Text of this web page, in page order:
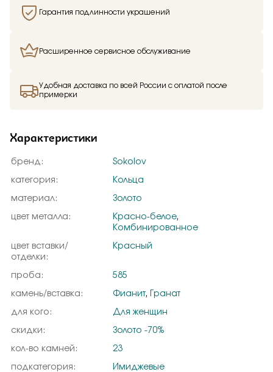
Гарантия подлинности украшений
Расширенное сервисное обслуживание
Удобная доставка по всей России с оплатой после
примерки
Характеристики
бренд: Sokolov
категория: Кольца
материал: Золото
цвет металла: Красно-белое,
Комбинированное
цвет вставки/
отделки:
Красный
проба: 585
камень/вставка: Фианит, Гранат
для кого: Для женщин
скидки: Золото -70%
кол-во камней: 23
подкатегория: Имиджевые